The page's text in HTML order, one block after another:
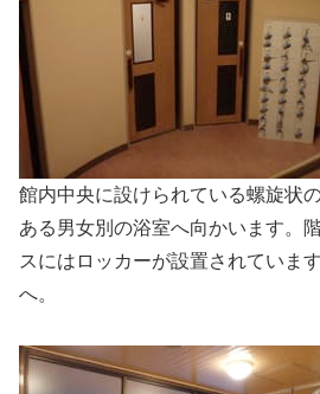
館内中央に設けられている螺旋状
ある男女別の浴室へ向かいます。
スにはロッカーが設置されていま
へ。